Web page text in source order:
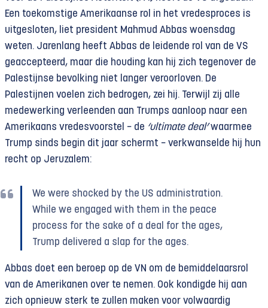
Een toekomstige Amerikaanse rol in het vredesproces is
uitgesloten, liet president Mahmud Abbas woensdag
weten. Jarenlang heeft Abbas de leidende rol van de VS
geaccepteerd, maar die houding kan hij zich tegenover de
Palestijnse bevolking niet langer veroorloven. De
Palestijnen voelen zich bedrogen, zei hij. Terwijl zij alle
medewerking verleenden aan Trumps aanloop naar een
Amerikaans vredesvoorstel − de ‘ultimate deal’waarmee
Trump sinds begin dit jaar schermt − verkwanselde hij hun
recht op Jeruzalem:
We were shocked by the US administration.
While we engaged with them in the peace
process for the sake of a deal for the ages,
Trump delivered a slap for the ages.
Abbas doet een beroep op de VN om de bemiddelaarsrol
van de Amerikanen over te nemen. Ook kondigde hij aan
zich opnieuw sterk te zullen maken voor volwaardig